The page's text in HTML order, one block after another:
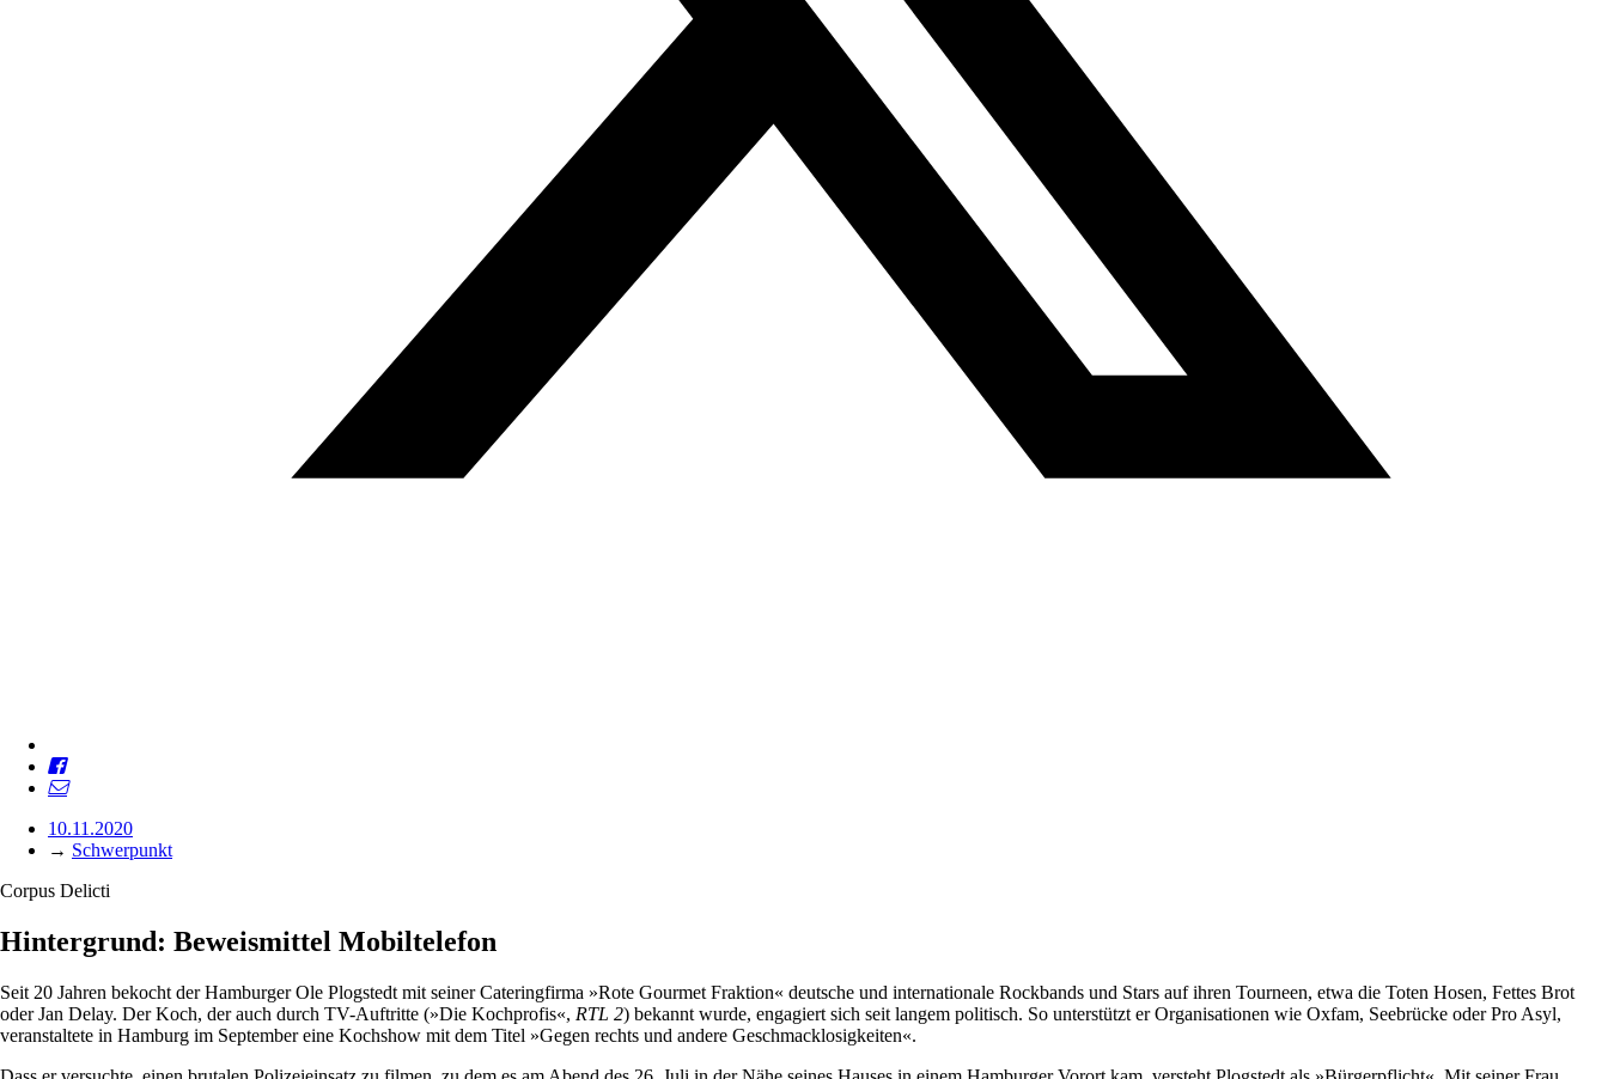
10.11.2020
→ Schwerpunkt
Corpus Delicti
Hintergrund: Beweismittel ­Mobiltelefon
Seit 20 Jahren bekocht der Hamburger Ole Plogstedt mit seiner Cateringfirma »Rote Gourmet Fraktion« deutsche und internationale Rockbands und Stars auf ihren Tourneen, etwa die Toten Hosen, Fettes Brot
oder Jan Delay. Der Koch, der auch durch TV-Auftritte (»Die Kochprofis«, RTL 2) bekannt wurde, engagiert sich seit langem politisch. So unterstützt er Organisationen wie Oxfam, Seebrücke oder Pro Asyl,
veranstaltete in Hamburg im September eine Kochshow mit dem Titel »Gegen rechts und andere Geschmacklosigkeiten«.